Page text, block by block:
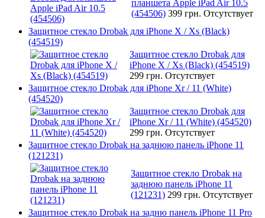
планшета Apple iPad Air 10.5
(454506) 399 грн. Отсутствует
Защитное стекло Drobak для iPhone X / Xs (Black)
(454519)
Защитное стекло Drobak для
iPhone X / Xs (Black) (454519)
299 грн. Отсутствует
Защитное стекло Drobak для iPhone Xr / 11 (White)
(454520)
Защитное стекло Drobak для
iPhone Xr / 11 (White) (454520)
299 грн. Отсутствует
Защитное стекло Drobak на заднюю панель iPhone 11
(121231)
Защитное стекло Drobak на
заднюю панель iPhone 11
(121231) 299 грн. Отсутствует
Защитное стекло Drobak на задню панель iPhone 11 Pro